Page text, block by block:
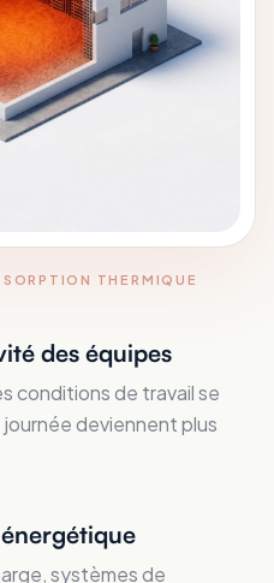
THERMIQUE
des équipes
conditions de travail se
deviennent plus
systèmes de